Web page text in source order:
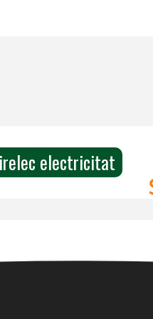
electricitat